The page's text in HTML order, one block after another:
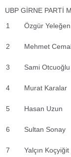
UBP GİRNE PARTİ
1
Özgür Yeleğen
2 Mehmet
3 Sami Otcuoğlu
4 Murat Karalar
5 Hasan Uzun
6 Sultan Sonay
7 Yalçın Koçyiğit